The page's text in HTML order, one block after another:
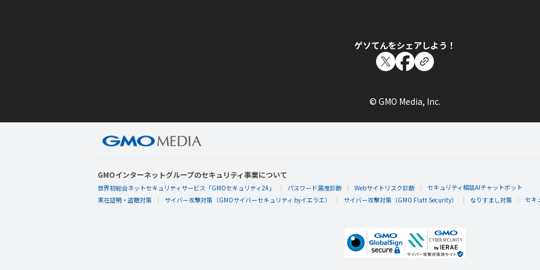
Qoo☆さんが何か隠しバッジを手に入れたらし
Qoo☆さんが「ベジ図鑑10」バッジを手に入れ
ベジモン図鑑で10匹あつめるともらえるエネルギーバッジ。
ゲソてんをシェアしよう！
© GMO Media, Inc.
GMOインターネットグループのセキュリティ事業について
世界初総合ネットセキュリティサービス「GMOセキュリティ24」 パスワード漏洩診断 Webサイトリスク診断
セキュリティ相談AIチャットボット
実在証明・盗聴対策
サイバー攻撃対策（GMOサイバーセキュリティ byイエラエ） サイバー攻撃対策（GMO Flatt Security） なりすまし対策 セキ